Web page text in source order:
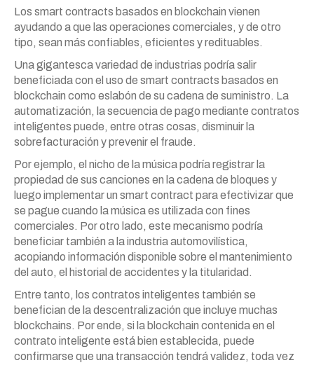
Los smart contracts basados en blockchain vienen
ayudando a que las operaciones comerciales, y de otro
tipo, sean más confiables, eficientes y redituables.
Una gigantesca variedad de industrias podría salir
beneficiada con el uso de smart contracts basados en
blockchain como eslabón de su cadena de suministro. La
automatización, la secuencia de pago mediante contratos
inteligentes puede, entre otras cosas, disminuir la
sobrefacturación y prevenir el fraude.
Por ejemplo, el nicho de la música podría registrar la
propiedad de sus canciones en la cadena de bloques y
luego implementar un smart contract para efectivizar que
se pague cuando la música es utilizada con fines
comerciales. Por otro lado, este mecanismo podría
beneficiar también a la industria automovilística,
acopiando información disponible sobre el mantenimiento
del auto, el historial de accidentes y la titularidad.
Entre tanto, los contratos inteligentes también se
benefician de la descentralización que incluye muchas
blockchains. Por ende, si la blockchain contenida en el
contrato inteligente está bien establecida, puede
confirmarse que una transacción tendrá validez, toda vez